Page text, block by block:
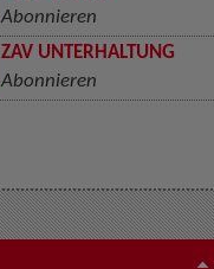
Abonnieren
ZAV UNTERHALTUNG
Abonnieren